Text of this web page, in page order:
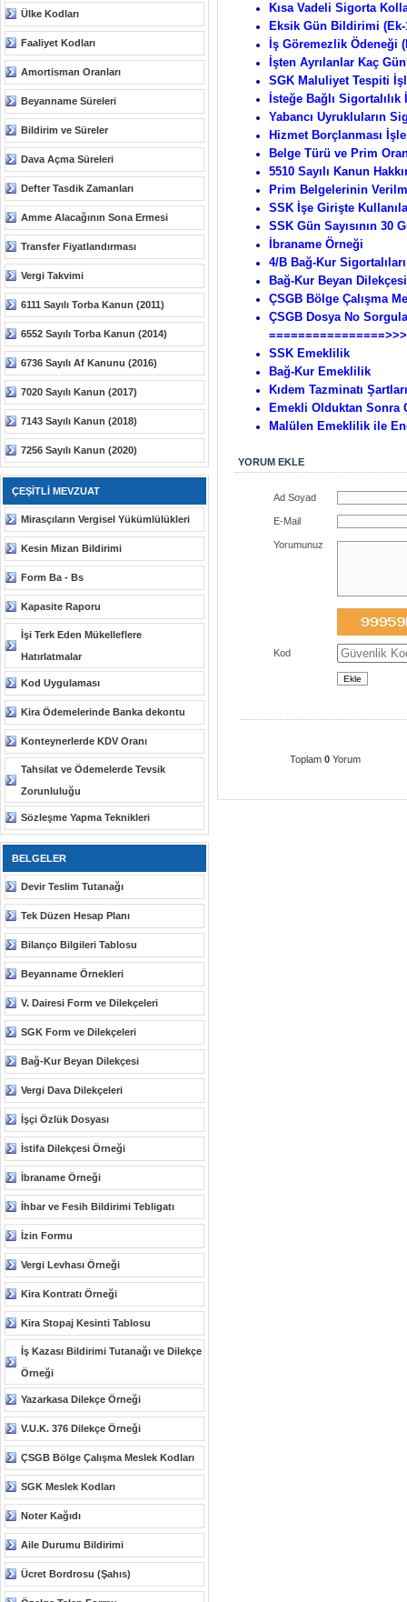
Ülke Kodları
Faaliyet Kodları
Amortisman Oranları
Beyanname Süreleri
Bildirim ve Süreler
Dava Açma Süreleri
Defter Tasdik Zamanları
Amme Alacağının Sona Ermesi
Transfer Fiyatlandırması
Vergi Takvimi
6111 Sayılı Torba Kanun (2011)
6552 Sayılı Torba Kanun (2014)
6736 Sayılı Af Kanunu (2016)
7020 Sayılı Kanun (2017)
7143 Sayılı Kanun (2018)
7256 Sayılı Kanun (2020)
ÇEŞİTLİ MEVZUAT
Mirasçıların Vergisel Yükümlülükleri
Kesin Mizan Bildirimi
Form Ba - Bs
Kapasite Raporu
İşi Terk Eden Mükelleflere
Hatırlatmalar
Kod Uygulaması
Kira Ödemelerinde Banka dekontu
Konteynerlerde KDV Oranı
Tahsilat ve Ödemelerde Tevsik
Zorunluluğu
Sözleşme Yapma Teknikleri
BELGELER
Devir Teslim Tutanağı
Tek Düzen Hesap Planı
Bilanço Bilgileri Tablosu
Beyanname Örnekleri
V. Dairesi Form ve Dilekçeleri
SGK Form ve Dilekçeleri
Bağ-Kur Beyan Dilekçesi
Vergi Dava Dilekçeleri
İşçi Özlük Dosyası
İstifa Dilekçesi Örneği
İbraname Örneği
İhbar ve Fesih Bildirimi Tebligatı
İzin Formu
Vergi Levhası Örneği
Kira Kontratı Örneği
Kira Stopaj Kesinti Tablosu
İş Kazası Bildirimi Tutanağı ve Dilekçe
Örneği
Yazarkasa Dilekçe Örneği
V.U.K. 376 Dilekçe Örneği
ÇSGB Bölge Çalışma Meslek Kodları
SGK Meslek Kodları
Noter Kağıdı
Aile Durumu Bildirimi
Ücret Bordrosu (Şahıs)
Kısa Vadeli Sigorta
Eksik Gün Bildirimi (Ek-
İş Göremezlik Ödeneği
İşten Ayrılanlar Kaç
SGK Maluliyet Tespiti
İsteğe Bağlı
Yabancı Uyrukluların
Hizmet Borçlanması
Belge Türü ve Prim
5510 Sayılı Kanun
Prim Belgelerinin
SSK İşe Girişte
SSK Gün Sayısının
İbraname Örneği
4/B Bağ-Kur
Bağ-Kur Beyan Dilekçesi
ÇSGB Bölge Çalışma
ÇSGB Dosya No
SSK Emeklilik
Bağ-Kur Emeklilik
Kıdem Tazminatı
Emekli Olduktan Sonra
Malülen Emeklilik ile
YORUM EKLE
Ad Soyad
E-Mail
Yorumunuz
Kod
Toplam 0Yorum